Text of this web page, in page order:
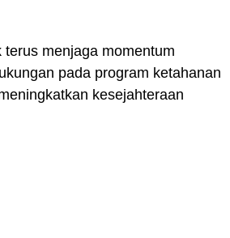
menjaga momentum
pada program ketahanan
kesejahteraan